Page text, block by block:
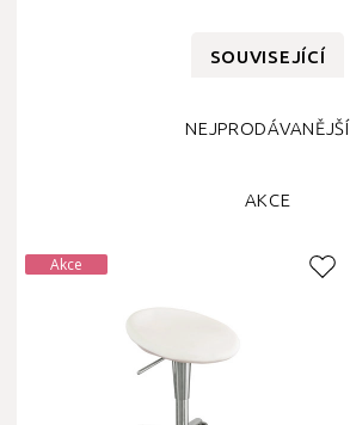
SOUVISEJÍCÍ
NEJPRODÁVANĚJŠÍ
AKCE
Akce